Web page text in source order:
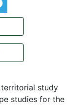
study
studies for the